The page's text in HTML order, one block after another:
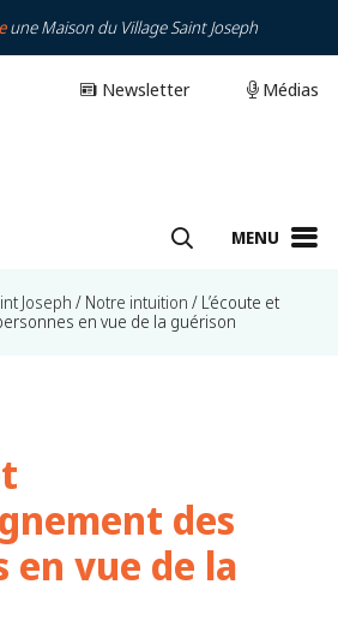
une Maison du Village Saint Joseph
Newsletter Médias
MENU
Joseph / Notre intuition / L’écoute et
en vue de la guérison
des
en vue de la